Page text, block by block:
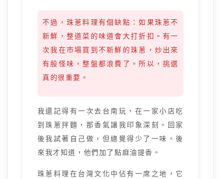
不過，珠蔥料理有個缺點：如果珠蔥不
新鮮，整道菜的味道會大打折扣。有一
次我在市場買到不新鮮的珠蔥，炒出來
有股怪味，整盤都浪費了。所以，挑選
真的很重要。
我還記得有一次去台南玩，在一家小店吃
到珠蔥拌麵，那香氣讓我印象深刻。回家
後我試著自己做，但總覺得少了一味。後
來我才知道，他們加了點麻油提香。
珠蔥料理在台灣文化中佔有一席之地，它